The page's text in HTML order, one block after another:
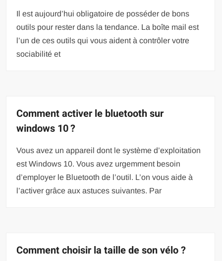
Il est aujourd’hui obligatoire de posséder de bons
outils pour rester dans la tendance. La boîte mail est
l’un de ces outils qui vous aident à contrôler votre
sociabilité et
Comment activer le bluetooth sur
windows 10 ?
Vous avez un appareil dont le système d’exploitation
est Windows 10. Vous avez urgemment besoin
d’employer le Bluetooth de l’outil. L’on vous aide à
l’activer grâce aux astuces suivantes. Par
Comment choisir la taille de son vélo ?